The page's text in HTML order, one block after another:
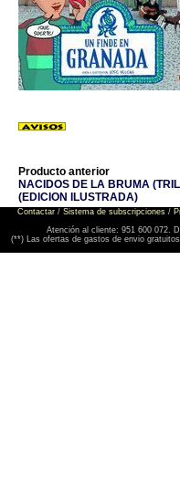
Producto anterior
NACIDOS DE LA BRUMA
(EDICION ILUSTRADA)
Contactar/ Sistema de subscripciones/
Atención al cliente: 951 600 072.
(**) Las ofertas de gastos de envio